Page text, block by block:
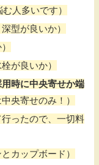
人多いです）
型が良いか）
が良いか）
時に中央寄せか端
央寄せのみ！）
行ったので、一切料
カップボード）